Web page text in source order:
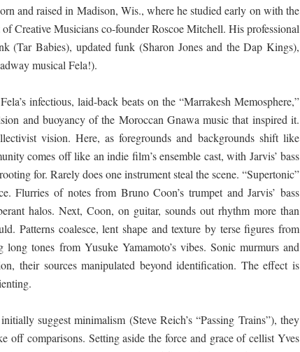
and raised in Madison, Wis., where he studied early on with the
Creative Musicians co-founder Roscoe Mitchell. His professional
(Tar Babies), updated funk (Sharon Jones and the Dap Kings),
musical Fela!).
infectious, laid-back beats on the “Marrakesh Memosphere,”
and buoyancy of the Moroccan Gnawa music that inspired it.
vision. Here, as foregrounds and backgrounds shift like
comes off like an indie film’s ensemble cast, with Jarvis’ bass
for. Rarely does one instrument steal the scene. “Supertonic”
Flurries of notes from Bruno Coon’s trumpet and Jarvis’ bass
halos. Next, Coon, on guitar, sounds out rhythm more than
Patterns coalesce, lent shape and texture by terse figures from
tones from Yusuke Yamamoto’s vibes. Sonic murmurs and
their sources manipulated beyond identification. The effect is
suggest minimalism (Steve Reich’s “Passing Trains”), they
off comparisons. Setting aside the force and grace of cellist Yves